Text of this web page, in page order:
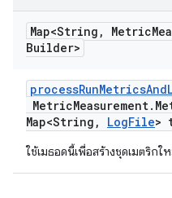
Map<String , Metric
Builder>
processRunMetricsAnd
MetricMeasurement.
Map<String , LogFile>
ใช้เมธอดนี้เพื่อสร้างชุดเมตริก